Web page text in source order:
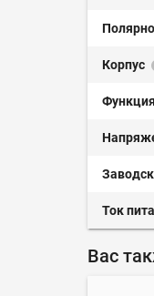
Корпус
Функция
Ток
Вас